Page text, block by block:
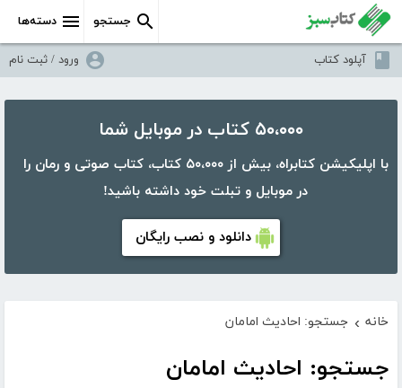
دسته‌ها جستجو
آپلود کتاب ورود / ثبت نام
۵۰،۰۰۰ کتاب در موبایل شما
با اپلیکیشن کتابراه، بیش از ۵۰،۰۰۰ کتاب، کتاب صوتی و رمان را
در موبایل و تبلت خود داشته باشید!
دانلود و نصب رایگان
خانه › جستجو: احادیث امامان
جستجو: احادیث امامان